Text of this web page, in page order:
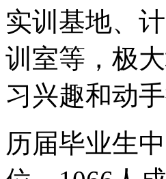
实训基地、
训室等，极
习兴趣和动
历届毕业生